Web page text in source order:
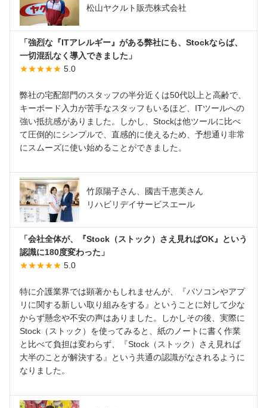
松山ヤクルト販売株式会社
「強烈な『ITアレルギー』がある弊社にも、Stockならば、
一切混乱なく導入できました」
★★★★★ 5.0
弊社の宅配部門のスタッフの半分近くは50代以上と高齢で、
キーボード入力が苦手なスタッフもいるほど、ITツールへの
強い抵抗感がありました。しかし、Stockは他ツールに比べ
て圧倒的にシンプルで、直感的に使えるため、予想通り非常
にスムーズに使い始めることができました。
竹原陽子さん、國吉千恵美さん
リハビリデイサービスエール
「会社全体が、『Stock（ストック）さえ見ればOK』という
認識に180度変わった」
★★★★★ 5.0
特に介護業界では顕著かもしれませんが、『パソコンやアプ
リに関する新しい取り組みをする』ということに対して少な
からず懸念や不安の声はありました。しかしその後、実際に
Stock（ストック）を使ってみると、紙のノートに書く作業
と比べて負担は変わらず、『Stock（ストック）さえ見れば
大半のことが解決する』という共通の認識がなされるように
なりました。